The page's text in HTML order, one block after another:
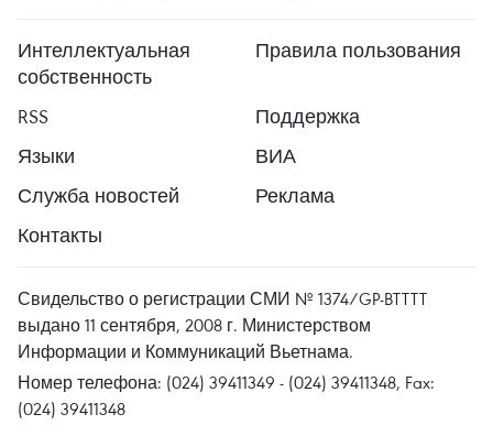
Интеллектуальная
собственность
Правила пользования
RSS
Поддержка
Языки
ВИА
Служба новостей
Реклама
Контакты
Свидельство о регистрации СМИ № 1374/GP-BTTTT
выдано 11 сентября, 2008 г. Министерством
Информации и Коммуникаций Вьетнама.
Номер телефона: (024) 39411349 - (024) 39411348, Fax:
(024) 39411348